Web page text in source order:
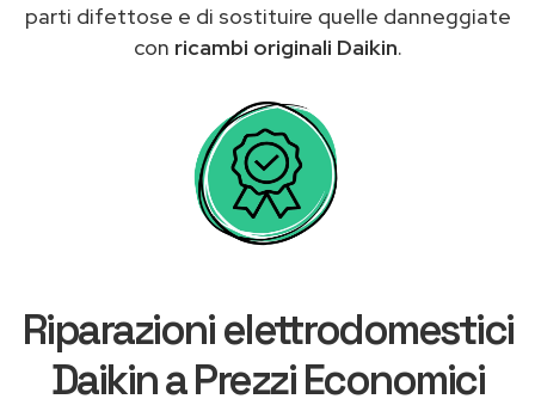
parti difettose e di sostituire quelle danneggiate
con ricambi originali Daikin.
Riparazioni elettrodomestici
Daikin a Prezzi Economici